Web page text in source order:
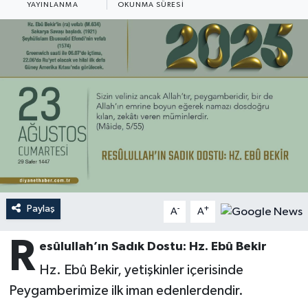
YAYINLANMA OKUNMA SÜRESI
Paylaş A- A+
R esûlullah’ın Sadık Dostu: Hz. Ebû Bekir
Hz. Ebû Bekir, yetişkinler içerisinde
Peygamberimize ilk iman edenlerdendir.
Ankara Müftülüğü
Antalya Müftülüğü
Ardahan Müftülüğü
Artvin Müftülüğü
Aydın Müftülüğü
Balıkesir Müftülüğü
Bartın Müftülüğü
Batman Müftülüğü
Bayburt Müftülüğü
Dualar
Hadislerle İslam
Kudüs
Kurban
Mukabele
Peygamberimizin Hayatı
Ramazan
Sahabeler
Zekat
Diyanet Dergi
TDV
Hutbeler
DİYANET AKADEMİ
DİYANET GENÇLİK
DİYANET RADYO/TV
DEPREM
Dünya
Eğitim
Son Dakika Haberleri
Haber Arşivi